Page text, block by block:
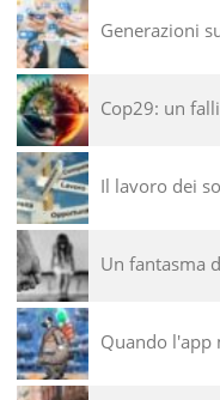
Generazioni
Cop29: un
Il lavoro dei
Un fantasma
Quando l'app